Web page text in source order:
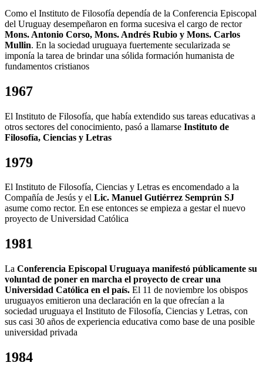
Como el Instituto de Filosofía dependía de la Conferencia Episcopal
del Uruguay desempeñaron en forma sucesiva el cargo de rector
Mons. Antonio Corso, Mons. Andrés Rubio y Mons. Carlos
Mullin. En la sociedad uruguaya fuertemente secularizada se
imponía la tarea de brindar una sólida formación humanista de
fundamentos cristianos
1967
El Instituto de Filosofía, que había extendido sus tareas educativas a
otros sectores del conocimiento, pasó a llamarse Instituto de
Filosofía, Ciencias y Letras
1979
El Instituto de Filosofía, Ciencias y Letras es encomendado a la
Compañía de Jesús y el Lic. Manuel Gutiérrez Semprún SJ
asume como rector. En ese entonces se empieza a gestar el nuevo
proyecto de Universidad Católica
1981
La Conferencia Episcopal Uruguaya manifestó públicamente su
voluntad de poner en marcha el proyecto de crear una
Universidad Católica en el país. El 11 de noviembre los obispos
uruguayos emitieron una declaración en la que ofrecían a la
sociedad uruguaya el Instituto de Filosofía, Ciencias y Letras, con
sus casi 30 años de experiencia educativa como base de una posible
universidad privada
1984